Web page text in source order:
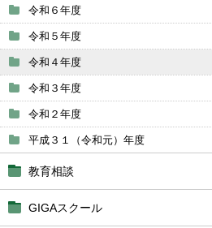
令和６年度
令和５年度
令和４年度
令和３年度
令和２年度
平成３１（令和元）年度
教育相談
GIGAスクール